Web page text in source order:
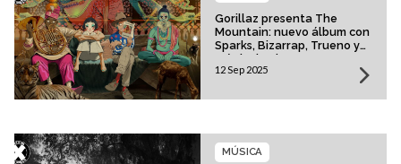
Gorillaz presenta The
Mountain: nuevo álbum con
Sparks, Bizarrap, Trueno y
más invitados
12 Sep 2025
MÚSICA